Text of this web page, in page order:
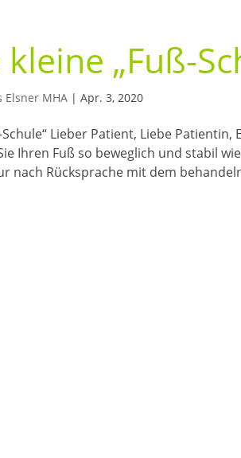
„Fuß-
Elsner MHA |Apr. 3, 2020
Lieber Patient, Liebe
Ihren Fuß so beweglich und stabil
nach Rücksprache mit dem